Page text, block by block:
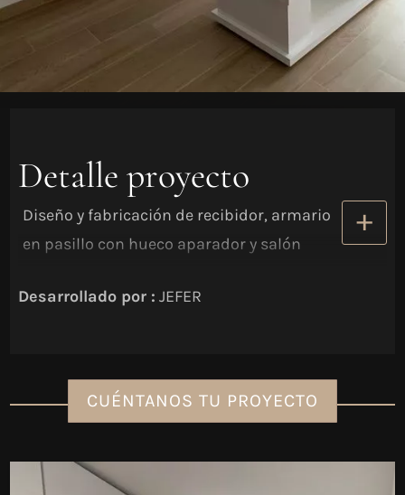
Detalle proyecto
Diseño y fabricación de recibidor, armario
en pasillo con hueco aparador y salón
Desarrollado por : JEFER
CUÉNTANOS TU PROYECTO